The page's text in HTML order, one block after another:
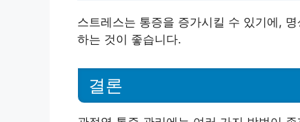
스트레스는 통증을 증가시킬 수 있기에,
하는 것이 좋습니다.
결론